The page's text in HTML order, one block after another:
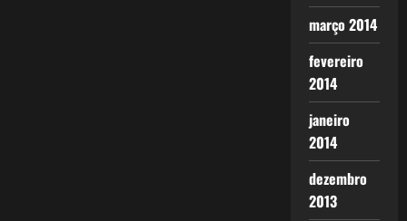
março 2014
fevereiro
2014
janeiro
2014
dezembro
2013